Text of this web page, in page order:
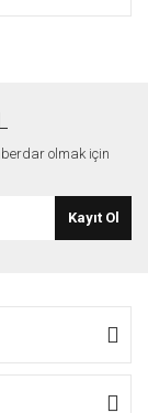
ve diğer
olmak için
Kayıt Ol